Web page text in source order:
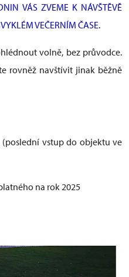
VÁS ZVEME K NÁVŠTĚVĚ
VEČERNÍM ČASE.
volně, bez průvodce.
rovněž navštívit jinak běžně
(poslední vstup do objektu ve
na rok 2025